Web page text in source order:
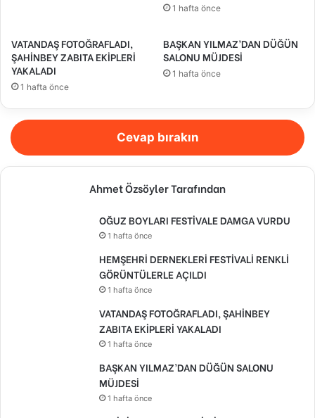
1 hafta önce
VATANDAŞ FOTOĞRAFLADI,
ŞAHİNBEY ZABITA EKİPLERİ
YAKALADI
1 hafta önce
BAŞKAN YILMAZ’DAN DÜĞÜN
SALONU MÜJDESİ
1 hafta önce
Cevap bırakın
Ahmet Özsöyler Tarafından
OĞUZ BOYLARI FESTİVALE DAMGA VURDU
1 hafta önce
HEMŞEHRİ DERNEKLERİ FESTİVALİ RENKLİ
GÖRÜNTÜLERLE AÇILDI
1 hafta önce
VATANDAŞ FOTOĞRAFLADI, ŞAHİNBEY
ZABITA EKİPLERİ YAKALADI
1 hafta önce
BAŞKAN YILMAZ’DAN DÜĞÜN SALONU
MÜJDESİ
1 hafta önce